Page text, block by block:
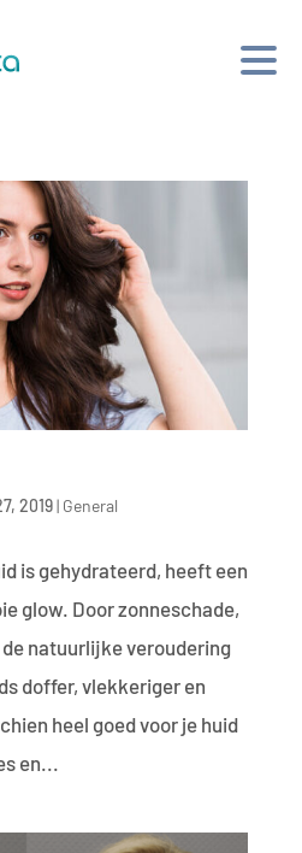
2019| General
is gehydrateerd, heeft een
glow. Door zonneschade,
natuurlijke veroudering
doffer, vlekkeriger en
heel goed voor je huid
en...